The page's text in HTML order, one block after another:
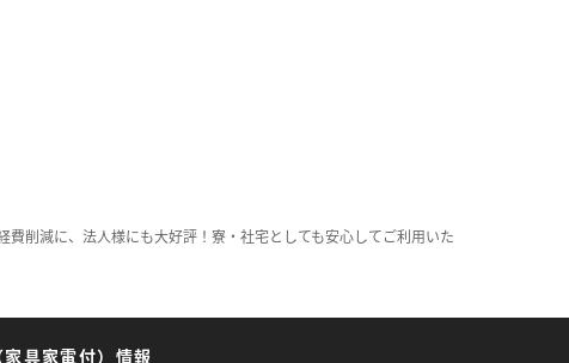
削減に、法人様にも大好評！寮・社宅としても安心してご利用いた
具家電付）情報